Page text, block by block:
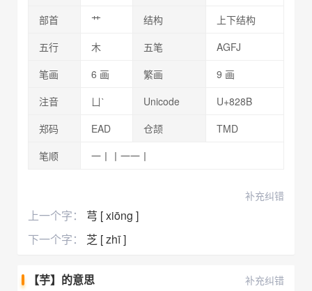
部首
艹 结构
上下结构
五行
木 五笔
AGFJ
笔画
6 画 繁画
9 画
注音
ㄩˋ Unicode
U+828B
郑码
EAD 仓颉
TMD
笔顺
一丨丨一一丨
补充纠错
上一个字：
芎 [ xiōng ]
下一个字：
芝 [ zhī ]
【芋】的意思 补充纠错